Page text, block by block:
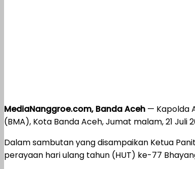
MediaNanggroe.com, Banda Aceh — Kapolda
(BMA), Kota Banda Aceh, Jumat malam, 21 Juli
Dalam sambutan yang disampaikan Ketua
perayaan hari ulang tahun (HUT) ke-77